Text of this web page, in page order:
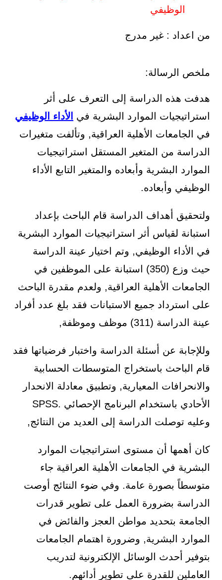
الوظيفي
من اعداد : غير مدرج
ملخص الرسالة:
هدفت هذه الدراسة إلى التعرف على أثر
استراتيجيات الموارد البشرية في الأداء الوظيفي
في الجامعات الأهلية العراقية, وتألفت متغيرات
الدراسة من المتغير المستقل استراتيجيات
الموارد البشرية وأبعاده والمتغير التابع الأداء
الوظيفي وأبعاده.
ولتحقيق أهداف الدراسة قام الباحث بإعداد
استبانة لقياس أثر استراتيجيات الموارد البشرية
في الأداء الوظيفي, وتم اختيار عينة الدراسة
حيث وزع (350) استبانة على الموظفين في
الجامعات الأهلية العراقية, ولعدم مقدرة الباحث
على استرداد جميع الاستبانات فقد بلغ عدد أفراد
عينة الدراسة (311) موظف وموظفة,
وللإجابة عن أسئلة الدراسة واختبار فرضياتها فقد
قام الباحث باستخراج المتوسطات الحسابية
والانحرافات المعيارية, وتطبيق معادلة الانحدار
الأحادي باستخدام البرنامج الإحصائي .SPSS
وعليه توصلت الدراسة إلى العديد من النتائج,
كان أهمها أن مستوى استراتيجيات الموارد
البشرية في الجامعات الأهلية العراقية جاء
متوسطاً بصورة عامة. وفي ضوء النتائج أوصت
الدراسة بضرورة العمل على تطوير قدرات
الجامعة بتحديد مواطن العجز والفائض في
الموارد البشرية, وضرورة اهتمام الجامعات
بتوفير أحدث الوسائل الإلكترونية لتدريب
العاملين للقدرة على تطوير أدائهم.